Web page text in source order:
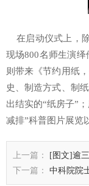
在启动仪式上，
现场800名师生演
则带来《节约用纸
史、制造方式、制
出结实的“纸房子”
减排”科普图片展览
上一篇：
[图文]逾
下一篇：
中科院院